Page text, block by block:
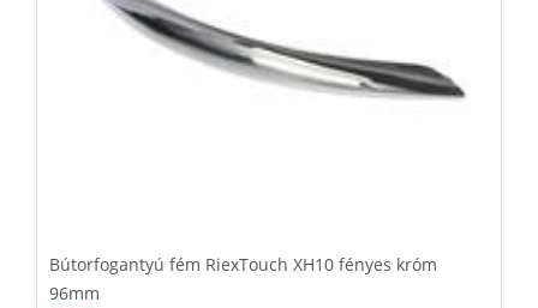
Bútorfogantyú fém RiexTouch XH10 fényes króm
96mm